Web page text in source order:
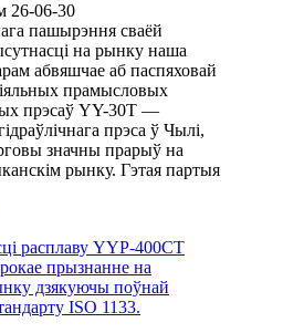
26-06-30
пашырэння сваёй
на рынку наша
абвяшчае аб паспяховай
прамысловых
прэсаў YY-30T —
прэса ў Чылі,
значны прарыў на
рынку. Гэтая партыя